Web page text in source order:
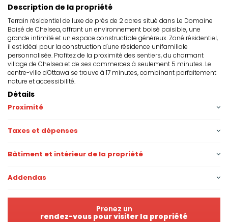
Description de la propriété
Terrain résidentiel de luxe de près de 2 acres situé dans Le Domaine
Boisé de Chelsea, offrant un environnement boisé paisible, une
grande intimité et un espace constructible généreux. Zoné résidentiel,
il est idéal pour la construction d'une résidence unifamiliale
personnalisée. Profitez de la proximité des sentiers, du charmant
village de Chelsea et de ses commerces à seulement 5 minutes. Le
centre-ville d'Ottawa se trouve à 17 minutes, combinant parfaitement
nature et accessibilité.
Détails
Proximité
Taxes et dépenses
Bâtiment et intérieur de la propriété
Addendas
Prenez un
rendez-vous pour visiter la propriété